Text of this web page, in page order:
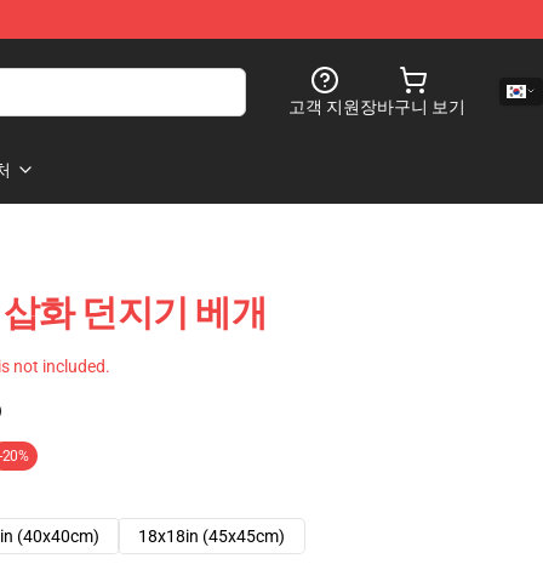
고객 지원장바구니 보기
화 던지기 베개
not included.
-20%
(40x40cm) 18x18in (45x45cm)